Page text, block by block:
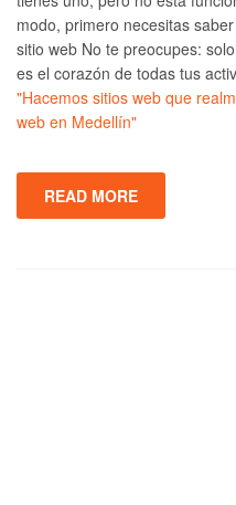
modo, primero necesitas
sitio web No te preocupes:
es el corazón de todas tus
"Hacemos sitios web que
web en Medellín"
READ MORE